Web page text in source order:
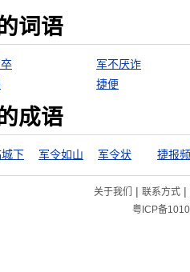
词语
军不厌诈
捷便
成语
下 军令如山 军令状 捷报
关于我们 | 联系方式|
粤ICP备